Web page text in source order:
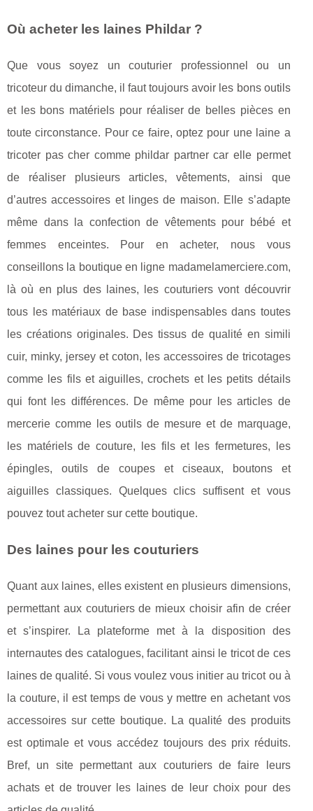
Où acheter les laines Phildar ?
Que vous soyez un couturier professionnel ou un
tricoteur du dimanche, il faut toujours avoir les bons outils
et les bons matériels pour réaliser de belles pièces en
toute circonstance. Pour ce faire, optez pour une laine a
tricoter pas cher comme phildar partner car elle permet
de réaliser plusieurs articles, vêtements, ainsi que
d’autres accessoires et linges de maison. Elle s’adapte
même dans la confection de vêtements pour bébé et
femmes enceintes. Pour en acheter, nous vous
conseillons la boutique en ligne madamelamerciere.com,
là où en plus des laines, les couturiers vont découvrir
tous les matériaux de base indispensables dans toutes
les créations originales. Des tissus de qualité en simili
cuir, minky, jersey et coton, les accessoires de tricotages
comme les fils et aiguilles, crochets et les petits détails
qui font les différences. De même pour les articles de
mercerie comme les outils de mesure et de marquage,
les matériels de couture, les fils et les fermetures, les
épingles, outils de coupes et ciseaux, boutons et
aiguilles classiques. Quelques clics suffisent et vous
pouvez tout acheter sur cette boutique.
Des laines pour les couturiers
Quant aux laines, elles existent en plusieurs dimensions,
permettant aux couturiers de mieux choisir afin de créer
et s’inspirer. La plateforme met à la disposition des
internautes des catalogues, facilitant ainsi le tricot de ces
laines de qualité. Si vous voulez vous initier au tricot ou à
la couture, il est temps de vous y mettre en achetant vos
accessoires sur cette boutique. La qualité des produits
est optimale et vous accédez toujours des prix réduits.
Bref, un site permettant aux couturiers de faire leurs
achats et de trouver les laines de leur choix pour des